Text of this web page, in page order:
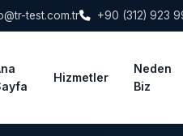
test.com.tr +90 (312) 923
Hizmetler
Neden
Biz